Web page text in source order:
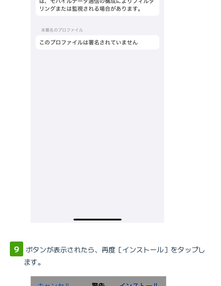
ボタンが表示されたら、再度［インストール］をタップし
ます。